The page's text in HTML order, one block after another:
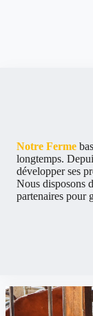
Notre Ferme
longtemps.
développer ses
Nous disposons
partenaires pour